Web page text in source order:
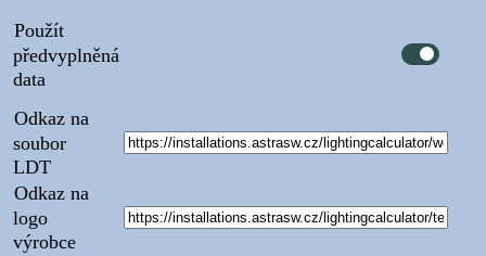
Použít
předvyplněná
data
Odkaz na
soubor
LDT
Odkaz na
logo
výrobce